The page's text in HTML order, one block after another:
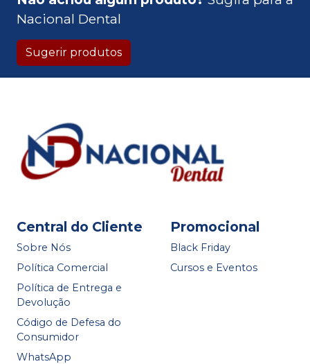
Nacional Dental
Sugerir produtos
Central do Cliente
Sobre Nós
Política Comercial
Política de Entrega e
Devolução
Código de Defesa do
Consumidor
WhatsApp
Promocional
Black Friday
Cursos e Eventos